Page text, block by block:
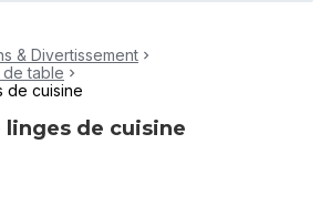
& Divertissement
table
de cuisine
linges de cuisine